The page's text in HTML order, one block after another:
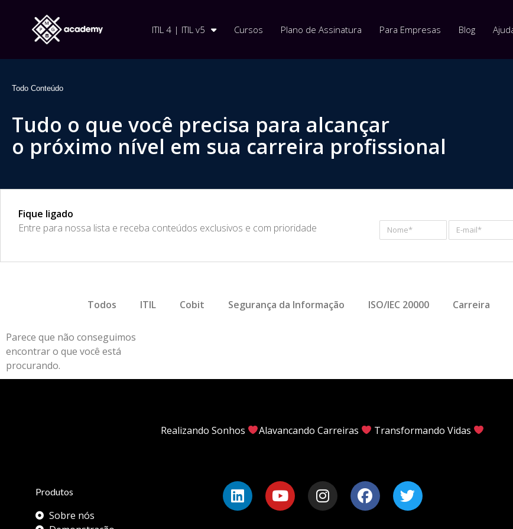
ITIL 4 | ITIL v5 Cursos Plano de Assinatura Para Empresas Blog
Todo Conteúdo
Tudo o que você precisa para alcançar
o próximo nível em sua carreira profissional
Fique ligado
​Entre para nossa lista e receba conteúdos exclusivos e com prioridade
Todos ITIL Cobit Segurança da Informação ISO/IEC 20000 Carreira
Parece que não conseguimos
encontrar o que você está
procurando.
Produtos
Sobre nós
Realizando Sonhos Alavancando Carreiras Transformando Vidas